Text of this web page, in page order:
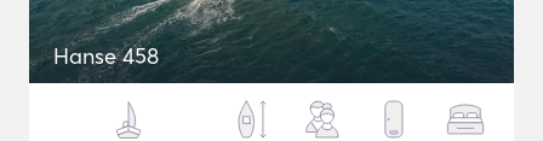
Hanse 458